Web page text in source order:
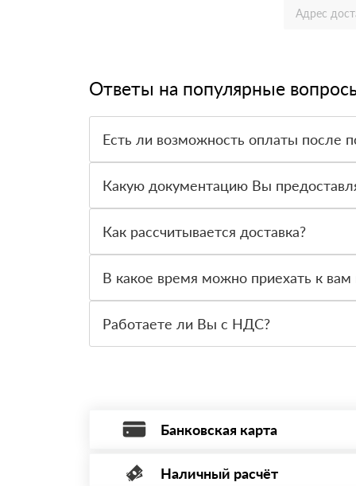
Ответы на популярные
Есть ли возможность оплаты после
вправе от него отказаться.
Какую документацию Вы
Как рассчитывается доставка?
стоимости и сроков доставки, которые
В какое время можно приехать к вам
Работаете ли Вы с НДС?
Банковская карта
Оплата банковской картой, через
Наличный расчёт